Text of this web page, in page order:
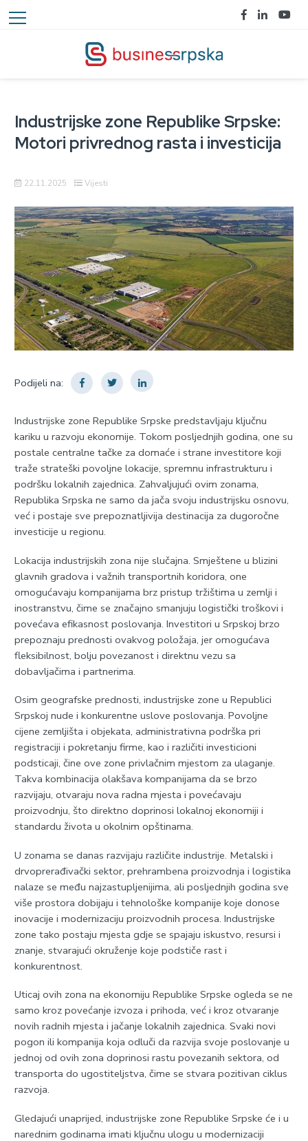
Industrijske zone Republike Srpske:
Motori privrednog rasta i investicija
22.11.2025 Vijesti
Podijeli na:
Industrijske zone Republike Srpske predstavljaju ključnu
kariku u razvoju ekonomije. Tokom posljednjih godina, one su
postale centralne tačke za domaće i strane investitore koji
traže strateški povoljne lokacije, spremnu infrastrukturu i
podršku lokalnih zajednica. Zahvaljujući ovim zonama,
Republika Srpska ne samo da jača svoju industrijsku osnovu,
već i postaje sve prepoznatljivija destinacija za dugoročne
investicije u regionu.
Lokacija industrijskih zona nije slučajna. Smještene u blizini
glavnih gradova i važnih transportnih koridora, one
omogućavaju kompanijama brz pristup tržištima u zemlji i
inostranstvu, čime se značajno smanjuju logistički troškovi i
povećava efikasnost poslovanja. Investitori u Srpskoj brzo
prepoznaju prednosti ovakvog položaja, jer omogućava
fleksibilnost, bolju povezanost i direktnu vezu sa
dobavljačima i partnerima.
Osim geografske prednosti, industrijske zone u Republici
Srpskoj nude i konkurentne uslove poslovanja. Povoljne
cijene zemljišta i objekata, administrativna podrška pri
registraciji i pokretanju firme, kao i različiti investicioni
podsticaji, čine ove zone privlačnim mjestom za ulaganje.
Takva kombinacija olakšava kompanijama da se brzo
razvijaju, otvaraju nova radna mjesta i povećavaju
proizvodnju, što direktno doprinosi lokalnoj ekonomiji i
standardu života u okolnim opštinama.
U zonama se danas razvijaju različite industrije. Metalski i
drvoprerađivački sektor, prehrambena proizvodnja i logistika
nalaze se među najzastupljenijima, ali posljednjih godina sve
više prostora dobijaju i tehnološke kompanije koje donose
inovacije i modernizaciju proizvodnih procesa. Industrijske
zone tako postaju mjesta gdje se spajaju iskustvo, resursi i
znanje, stvarajući okruženje koje podstiče rast i
konkurentnost.
Uticaj ovih zona na ekonomiju Republike Srpske ogleda se ne
samo kroz povećanje izvoza i prihoda, već i kroz otvaranje
novih radnih mjesta i jačanje lokalnih zajednica. Svaki novi
pogon ili kompanija koja odluči da razvija svoje poslovanje u
jednoj od ovih zona doprinosi rastu povezanih sektora, od
transporta do ugostiteljstva, čime se stvara pozitivan ciklus
razvoja.
Gledajući unaprijed, industrijske zone Republike Srpske će i u
narednim godinama imati ključnu ulogu u modernizaciji